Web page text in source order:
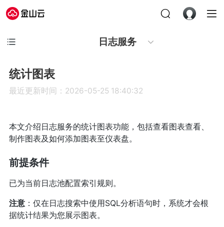
日志服务
统计图表
最近更新时间：2026-05-25 18:40:32
本文介绍日志服务的统计图表功能，包括查看图表查看、
制作图表及如何添加图表至仪表盘。
前提条件
已为当前日志池配置索引规则。
注意：仅在日志搜索中使用SQL分析语句时，系统才会根
据统计结果为您展示图表。